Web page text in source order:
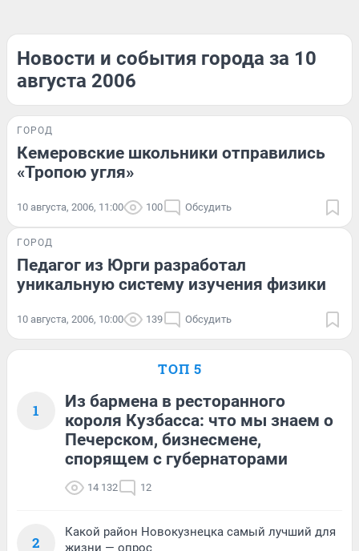
Новости и события города за 10
августа 2006
ГОРОД
Кемеровские школьники отправились
«Тропою угля»
10 августа, 2006, 11:00 100 Обсудить
ГОРОД
Педагог из Юрги разработал
уникальную систему изучения физики
10 августа, 2006, 10:00 139 Обсудить
ТОП 5
1
Из бармена в ресторанного
короля Кузбасса: что мы знаем о
Печерском, бизнесмене,
спорящем с губернаторами
14 132 12
2
Какой район Новокузнецка самый лучший для
жизни — опрос